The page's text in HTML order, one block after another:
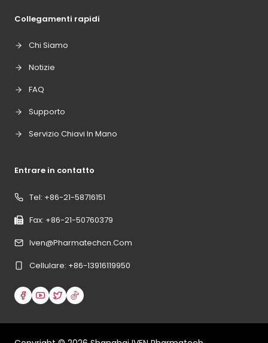
Collegamenti rapidi
Chi Siamo
Notizie
FAQ
Supporto
Servizio Chiavi In Mano
Entrare in contatto
Tel: +86-21-58716151
Fax: +86-21-50760379
Iven@pharmatechcn.com
Cellulare: +86-13916119950